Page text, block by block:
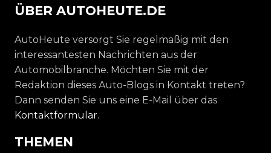
ÜBER AUTOHEUTE.DE
AutoHeute versorgt Sie regelmäßig mit den
interessantesten Nachrichten aus der
Automobilbranche. Möchten Sie mit der
Redaktion dieses Auto-Blogs in Kontakt treten?
Dann senden Sie uns eine E-Mail über das
Kontaktformular.
THEMEN